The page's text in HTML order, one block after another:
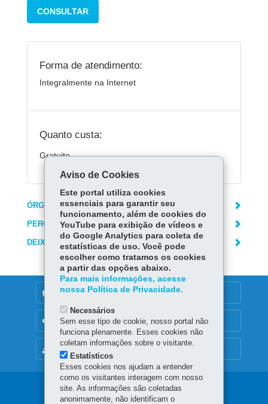
CONSULTAR
Forma de atendimento:
Integralmente na Internet
Quanto custa:
Gratuito.
ÓRGÃO RESPONSÁVEL
PERGUNTAS FREQUENTES
DEIXE SUA OPINIÃO
DENUNCIE CORRUPÇÃO
OUVIDORIA
Navegação
Aviso de Cookies
Este portal utiliza cookies
essenciais para garantir seu
funcionamento, além de cookies do
YouTube para exibição de vídeos e
do Google Analytics para coleta de
estatísticas de uso. Você pode
escolher como tratamos os cookies
a partir das opções abaixo.
Para mais informações, acesse
nossa Política de Privacidade.
Necessários
Sem esse tipo de cookie, nosso portal não
funciona plenamente. Esses cookies não
coletam informações sobre o visitante.
Estatísticos
Esses cookies nos ajudam a entender
como os visitantes interagem com nosso
site. As informações são coletadas
anonimamente, não identificam o